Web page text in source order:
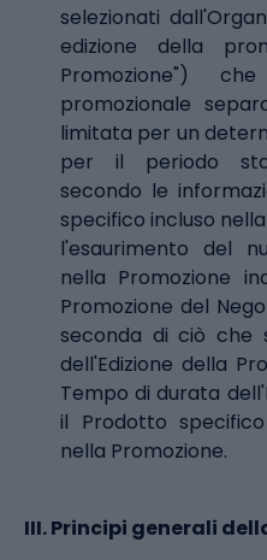
selezionati
edizione della
Promozione")
promozionale
limitata per un
per il periodo
secondo le
specifico incluso
l'esaurimento del
nella Promozione
Promozione del
seconda di ciò che
dell'Edizione della
Tempo di durata
il Prodotto
nella Promozione.
III.Principi generali